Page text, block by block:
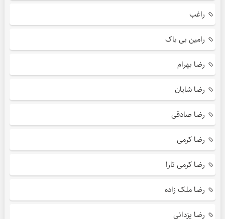
راغب
رامین بی باک
رضا بهرام
رضا شایان
رضا صادقی
رضا کرمی
رضا کرمی تارا
رضا ملک زاده
رضا یزدانی